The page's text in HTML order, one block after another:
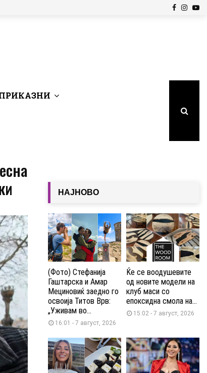
Facebook
НАЈНОВО
(Фото) Стефанија
Гаштарска и Амар
Мециновиќ заедно го
освоија Титов Врв:
„Уживам во...
16:01 - 7 август, 2026
Ќе се воодушевите
од новите модели на
клуб маси со
епоксидна смола на...
15:02 - 7 август, 2026